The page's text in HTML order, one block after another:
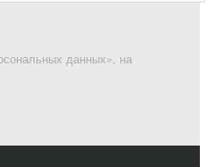
данных», на